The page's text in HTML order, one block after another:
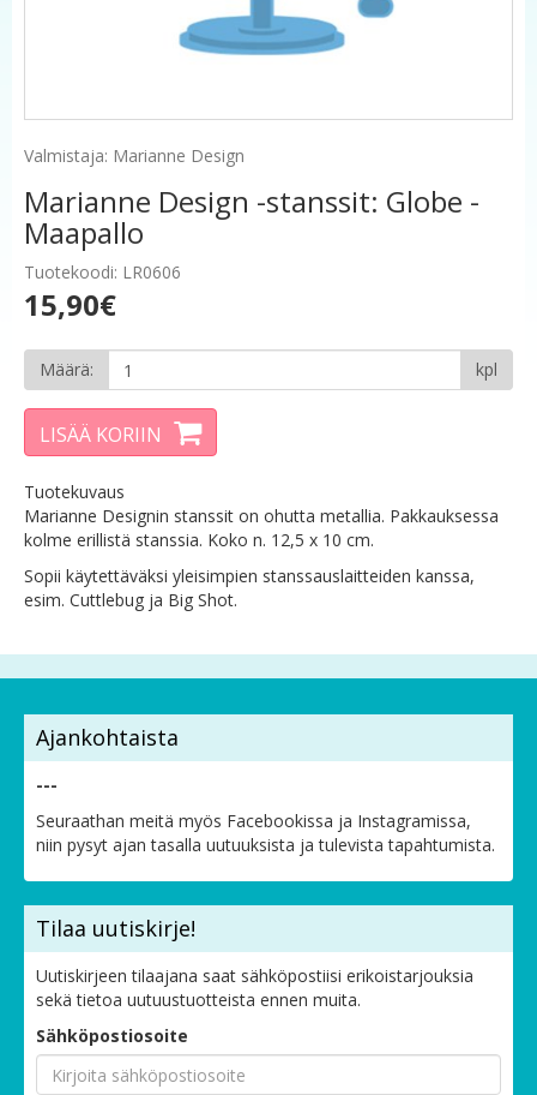
Valmistaja: Marianne Design
Marianne Design -stanssit: Globe -
Maapallo
Tuotekoodi: LR0606
15,90€
Määrä: kpl
LISÄÄ KORIIN
Tuotekuvaus
Marianne Designin stanssit on ohutta metallia. Pakkauksessa
kolme erillistä stanssia. Koko n. 12,5 x 10 cm.
Sopii käytettäväksi yleisimpien stanssauslaitteiden kanssa,
esim. Cuttlebug ja Big Shot.
Ajankohtaista
---
Seuraathan meitä myös Facebookissa ja Instagramissa,
niin pysyt ajan tasalla uutuuksista ja tulevista tapahtumista.
Tilaa uutiskirje!
Uutiskirjeen tilaajana saat sähköpostiisi erikoistarjouksia
sekä tietoa uutuustuotteista ennen muita.
Sähköpostiosoite